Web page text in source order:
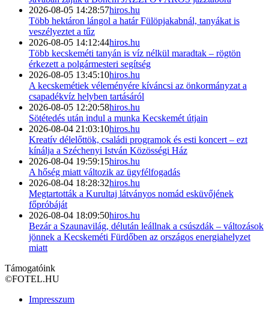
2026-08-05 14:28:57hiros.hu
Több hektáron lángol a határ Fülöpjakabnál, tanyákat is
veszélyeztet a tűz
2026-08-05 14:12:44hiros.hu
Több kecskeméti tanyán is víz nélkül maradtak – rögtön
érkezett a polgármesteri segítség
2026-08-05 13:45:10hiros.hu
A kecskemétiek véleményére kíváncsi az önkormányzat a
csapadékvíz helyben tartásáról
2026-08-05 12:20:58hiros.hu
Sötétedés után indul a munka Kecskemét útjain
2026-08-04 21:03:10hiros.hu
Kreatív délelőttök, családi programok és esti koncert – ezt
kínálja a Széchenyi István Közösségi Ház
2026-08-04 19:59:15hiros.hu
A hőség miatt változik az ügyfélfogadás
2026-08-04 18:28:32hiros.hu
Megtartották a Kurultaj látványos nomád esküvőjének
főpróbáját
2026-08-04 18:09:50hiros.hu
Bezár a Szaunavilág, délután leállnak a csúszdák – változások
jönnek a Kecskeméti Fürdőben az országos energiahelyzet
miatt
Támogatóink
©FOTEL.HU
Impresszum